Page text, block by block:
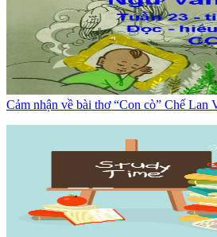
Cảm nhận về bài thơ “Con cò” Chế Lan